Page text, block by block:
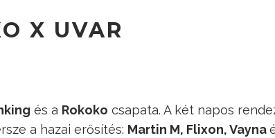
X UVAR
és a Rokoko csapata. A két napos
a hazai erősítés: Martin M, Flixon, Vayna